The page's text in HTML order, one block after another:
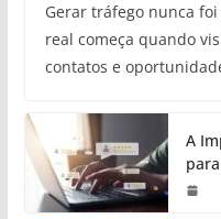
Gerar tráfego nunca
real começa quando
contatos e
A